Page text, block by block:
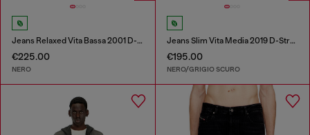
Jeans Relaxed Vita Bassa 2001 D-Macro
€225.00
NERO
Jeans Slim Vita Media 2019 D-Strukt
€195.00
NERO/GRIGIO SCURO